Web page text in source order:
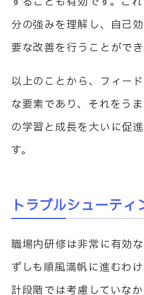
分の強みを理解し、自己
要な改善を行うことができ
以上のことから、フィー
な要素であり、それをう
の学習と成長を大いに促
す。
トラブルシューテ
職場内研修は非常に有効
ずしも順風満帆に進むわ
計段階では考慮していな